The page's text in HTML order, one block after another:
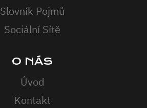
Slovník Pojmů
Sociální Sítě
O NÁS
Úvod
Kontakt